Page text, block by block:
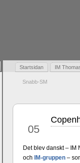
Startsidan IM
Snabb-SM
05
Det blev danskt – IM
och
IM-gruppen–